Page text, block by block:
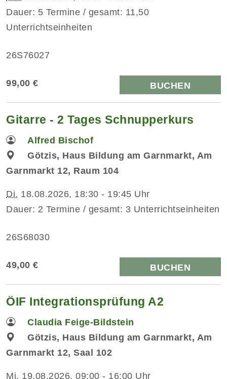
Dauer: 5 Termine / gesamt: 11,50
Unterrichtseinheiten
26S76027
99,00 € BUCHEN
Gitarre - 2 Tages Schnupperkurs
Alfred Bischof
Götzis, Haus Bildung am Garnmarkt, Am
Garnmarkt 12, Raum 104
Di. 18.08.2026, 18:30 - 19:45 Uhr
Dauer: 2 Termine / gesamt: 3 Unterrichtseinheiten
26S68030
49,00 € BUCHEN
ÖIF Integrationsprüfung A2
Claudia Feige-Bildstein
Götzis, Haus Bildung am Garnmarkt, Am
Garnmarkt 12, Saal 102
Mi. 19.08.2026, 09:00 - 16:00 Uhr